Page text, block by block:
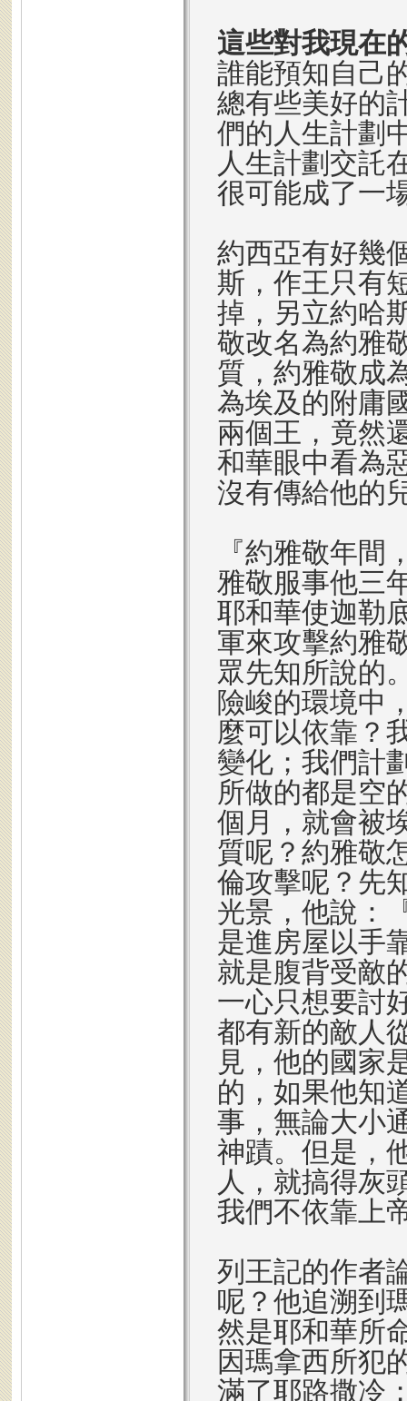
這些對我現在
誰能預知自己
總有些美好的
們的人生計劃
人生計劃交託
很可能成了一
約西亞有好幾
斯，作王只有
掉，另立約哈
敬改名為約雅
質，約雅敬成
為埃及的附庸
兩個王，竟然
和華眼中看為
沒有傳給他的
『約雅敬年間
雅敬服事他三
耶和華使迦勒
軍來攻擊約雅
眾先知所說的
險峻的環境中
麼可以依靠？
變化；我們計
所做的都是空
個月，就會被
質呢？約雅敬
倫攻擊呢？先
光景，他說：
是進房屋以手
就是腹背受敵
一心只想要討
都有新的敵人
見，他的國家
的，如果他知
事，無論大小
神蹟。但是，
人，就搞得灰
我們不依靠上
列王記的作者
呢？他追溯到
然是耶和華所
因瑪拿西所犯
滿了耶路撒冷